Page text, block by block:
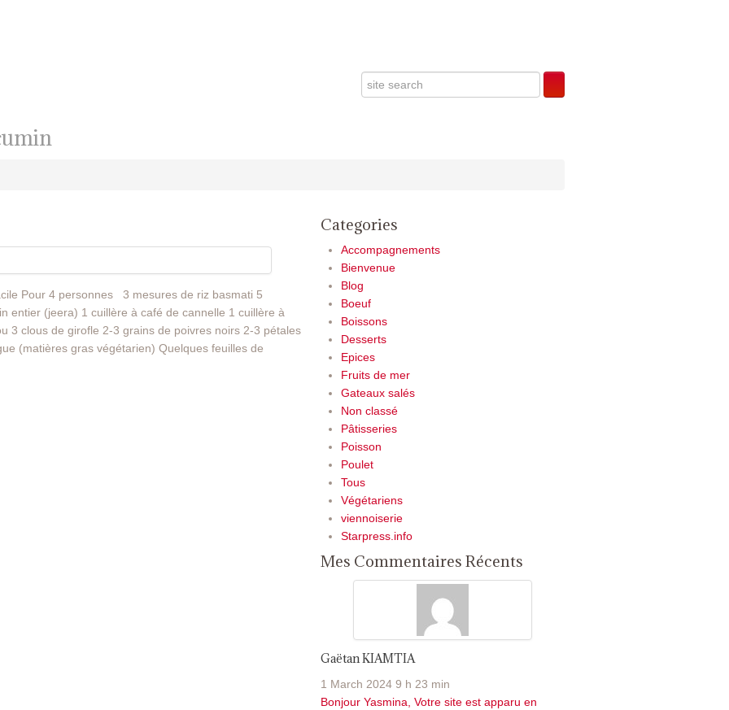
Pour 4 personnes
3 mesures de riz basmati 5
entier (jeera) 1 cuillère à café de cannelle 1 cuillère à
3 clous de girofle 2-3 grains de poivres noirs 2-3 pétales
(matières gras végétarien) Quelques feuilles de
Categories
Accompagnements
Bienvenue
Blog
Boeuf
Boissons
Desserts
Epices
Fruits de mer
Gateaux salés
Non classé
Pâtisseries
Poisson
Poulet
Tous
Végétariens
viennoiserie
Starpress.info
Mes Commentaires Récents
Gaëtan KIAMTIA
1 March 2024 9 h 23 min
Bonjour Yasmina, Votre site est apparu en